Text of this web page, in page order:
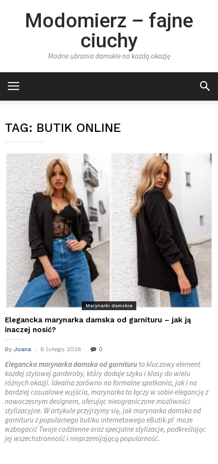
Modomierz – fajne
ciuchy
Modne ubrania damskie na każdą okazję
TAG: BUTIK ONLINE
Marynarki damskie
Elegancka marynarka damska od garnituru – jak ją
inaczej nosić?
By Joana 6 lutego 2026 0
Elegancka marynarka damska od garnituru to kluczowy element
każdej stylowej garderoby, który dodaje szyku i klasy do wielu
różnych okazji. Idealna zarówno na formalne spotkania, jak i na
bardziej casualowe wyjścia, marynarka ta łączy w sobie elegancję z
nowoczesnym designem, oferując nieograniczone możliwości
stylizacyjne. W artykule przyjrzymy się, jak marynarka damska od
garnituru z popularnego butiku internetowego eButik.pl może
wzbogacić Twoje codzienne oraz specjalne stylizacje, podkreślając
jej wszechstronność i nieprzemijającą popularność.